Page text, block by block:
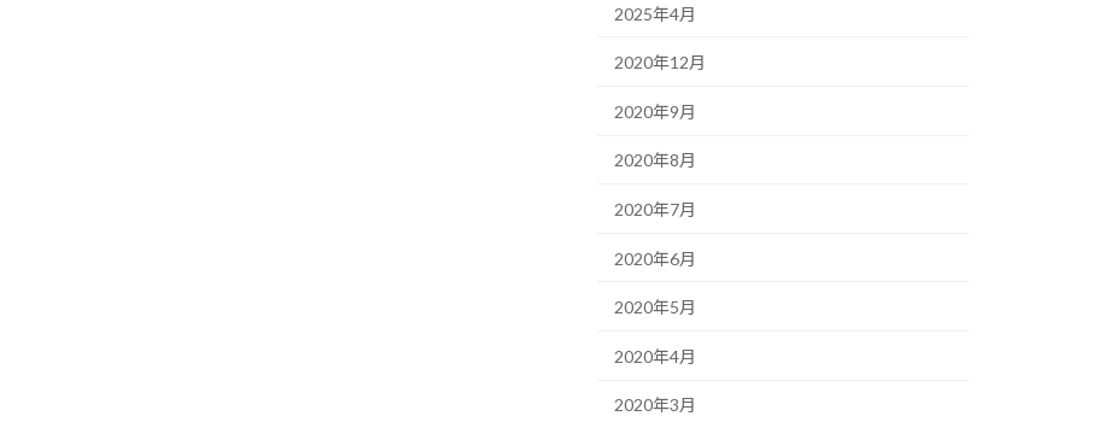
2025年4月
2020年12月
2020年9月
2020年8月
2020年7月
2020年6月
2020年5月
2020年4月
2020年3月